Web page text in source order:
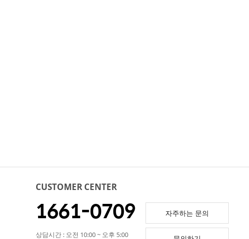
CUSTOMER CENTER
1661-0709
상담시간 : 오전 10:00 ~ 오후 5:00
자주하는 문의